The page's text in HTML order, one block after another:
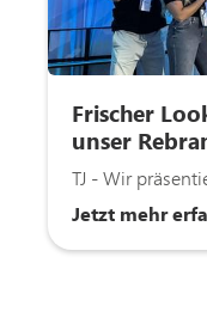
Frischer
unser
TJ - Wir
Jetzt mehr